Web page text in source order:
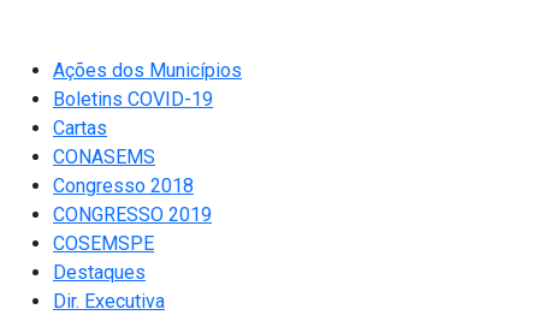
Ações dos Municípios
Boletins COVID-19
Cartas
CONASEMS
Congresso 2018
CONGRESSO 2019
COSEMSPE
Destaques
Dir. Executiva